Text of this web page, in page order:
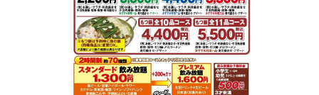
グループ会社
会社概要
飲食事業紹介トップ
や台ずし
IR（株主・投資家）情報
IR情報トップ
採用情報